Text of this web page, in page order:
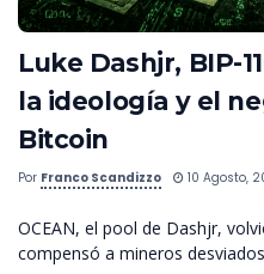
Luke Dashjr, BIP-
la ideología y el
Bitcoin
Por Franco Scandizzo 10 Agosto,
OCEAN, el pool de Dashjr,
compensó a mineros